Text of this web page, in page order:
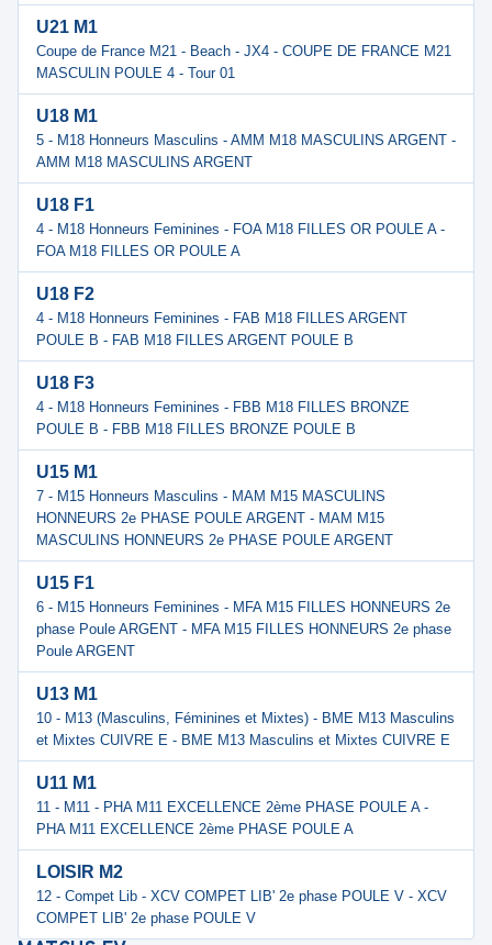
U21 M1
Coupe de France M21 - Beach - JX4 - COUPE DE FRANCE M21
MASCULIN POULE 4 - Tour 01
U18 M1
5 - M18 Honneurs Masculins - AMM M18 MASCULINS ARGENT -
AMM M18 MASCULINS ARGENT
U18 F1
4 - M18 Honneurs Feminines - FOA M18 FILLES OR POULE A -
FOA M18 FILLES OR POULE A
U18 F2
4 - M18 Honneurs Feminines - FAB M18 FILLES ARGENT
POULE B - FAB M18 FILLES ARGENT POULE B
U18 F3
4 - M18 Honneurs Feminines - FBB M18 FILLES BRONZE
POULE B - FBB M18 FILLES BRONZE POULE B
U15 M1
7 - M15 Honneurs Masculins - MAM M15 MASCULINS
HONNEURS 2e PHASE POULE ARGENT - MAM M15
MASCULINS HONNEURS 2e PHASE POULE ARGENT
U15 F1
6 - M15 Honneurs Feminines - MFA M15 FILLES HONNEURS 2e
phase Poule ARGENT - MFA M15 FILLES HONNEURS 2e phase
Poule ARGENT
U13 M1
10 - M13 (Masculins, Féminines et Mixtes) - BME M13 Masculins
et Mixtes CUIVRE E - BME M13 Masculins et Mixtes CUIVRE E
U11 M1
11 - M11 - PHA M11 EXCELLENCE 2ème PHASE POULE A -
PHA M11 EXCELLENCE 2ème PHASE POULE A
LOISIR M2
12 - Compet Lib - XCV COMPET LIB' 2e phase POULE V - XCV
COMPET LIB' 2e phase POULE V